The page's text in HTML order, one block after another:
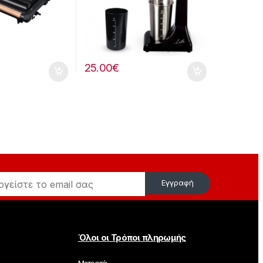
25.00€
Εγγραφή
Όλοι οι Τρόποι πληρωμής